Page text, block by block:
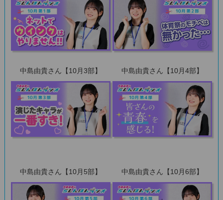
中島由貴さん【10月3部】 中島由貴さん【10月4部】
中島由貴さん【10月5部】 中島由貴さん【10月6部】